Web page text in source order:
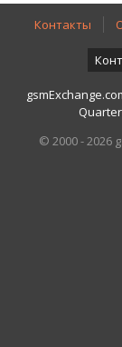
Контакты
© 2000 - 2026